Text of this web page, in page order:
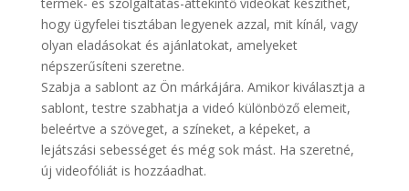
Szabja a sablont az Ön márkájára. Amikor kiválasztja a
sablont, testre szabhatja a videó különböző elemeit,
beleértve a szöveget, a színeket, a képeket, a
lejátszási sebességet és még sok mást. Ha szeretné,
új videofóliát is hozzáadhat.